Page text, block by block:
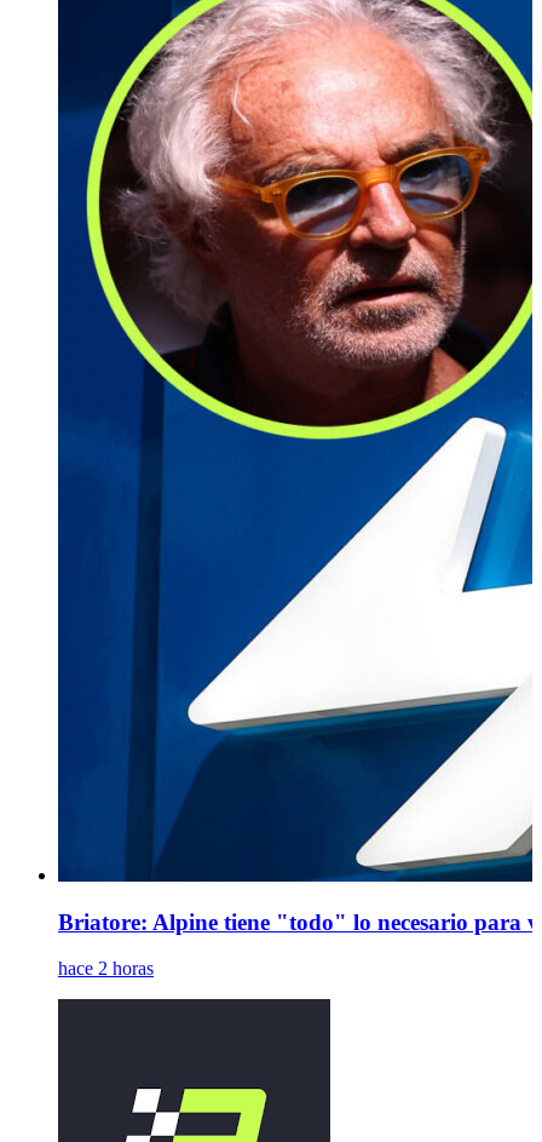
Briatore: Alpine tiene "todo" lo necesario para
hace 2 horas